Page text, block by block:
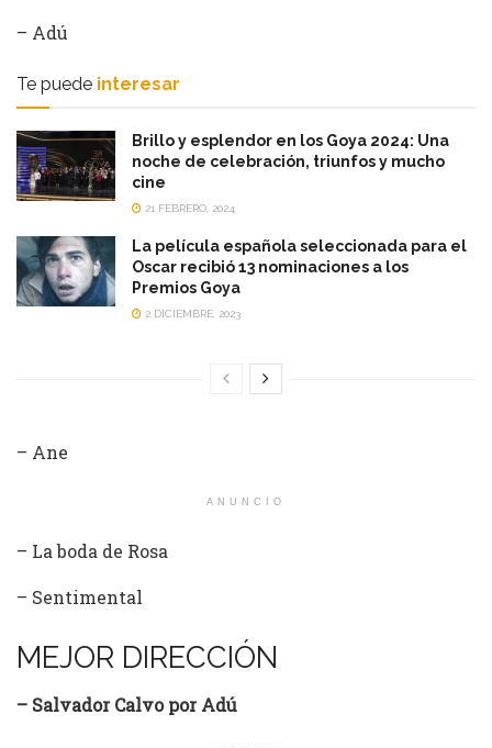
– Adú
Te puede interesar
Brillo y esplendor en los Goya 2024: Una
noche de celebración, triunfos y mucho
cine
21 FEBRERO, 2024
La película española seleccionada para el
Oscar recibió 13 nominaciones a los
Premios Goya
2 DICIEMBRE, 2023
– Ane
ANUNCIO
– La boda de Rosa
– Sentimental
MEJOR DIRECCIÓN
– Salvador Calvo por Adú